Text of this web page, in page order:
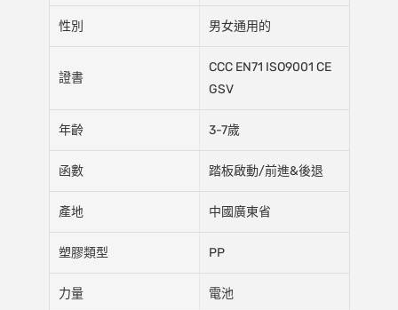
性別 男女通用的
證書
CCC EN71 ISO9001 CE
GSV
年齡 3-7歲
函數 踏板啟動/前進&後退
產地 中國廣東省
塑膠類型 PP
力量 電池